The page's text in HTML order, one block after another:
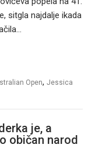
sitgla najdalje ikada
Open,Jessica
je, a
običan narod